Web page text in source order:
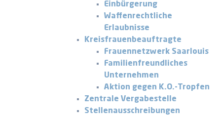
Einbürgerung
Waffenrechtliche
Erlaubnisse
Kreisfrauenbeauftragte
Frauennetzwerk Saarlouis
Familienfreundliches
Unternehmen
Aktion gegen K.O.-Tropfen
Zentrale Vergabestelle
Stellenausschreibungen